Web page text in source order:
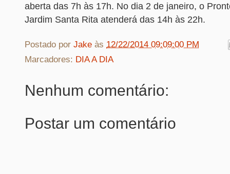
aberta das 7h às 17h. No dia 2 de janeiro, o
Jardim Santa Rita atenderá das 14h às 22h.
Postado por Jake às 12/22/2014 09:09:00 PM
Marcadores: DIA A DIA
Nenhum comentário:
Postar um comentário